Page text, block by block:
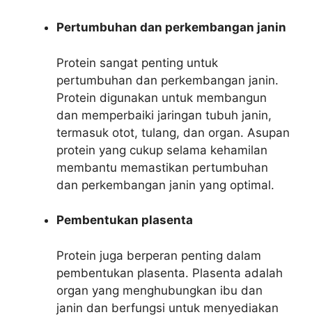
Pertumbuhan dan perkembangan janin
Protein sangat penting untuk
pertumbuhan dan perkembangan janin.
Protein digunakan untuk membangun
dan memperbaiki jaringan tubuh janin,
termasuk otot, tulang, dan organ. Asupan
protein yang cukup selama kehamilan
membantu memastikan pertumbuhan
dan perkembangan janin yang optimal.
Pembentukan plasenta
Protein juga berperan penting dalam
pembentukan plasenta. Plasenta adalah
organ yang menghubungkan ibu dan
janin dan berfungsi untuk menyediakan